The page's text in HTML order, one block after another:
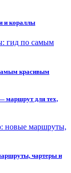
и кораллы
красивым
маршрут для тех,
чартеры и